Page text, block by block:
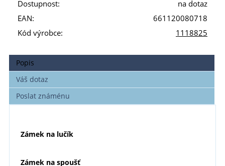
Dostupnost:
na dotaz
EAN:
661120080718
Kód výrobce:
1118825
Popis
Váš dotaz
Poslat známénu
Zámek na lučík
Zámek na spoušť